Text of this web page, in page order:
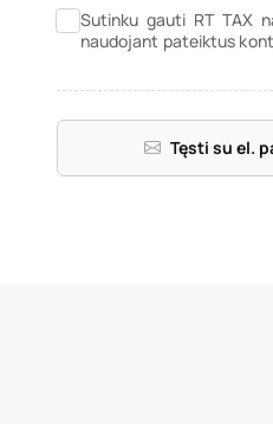
Sutinku gauti RT TAX
naudojant pateiktus
Tęsti su el.